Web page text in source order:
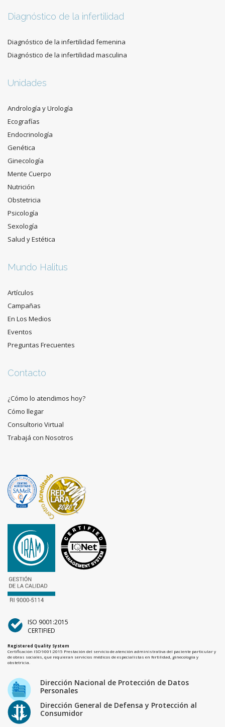
Diagnóstico de la infertilidad
Diagnóstico de la infertilidad femenina
Diagnóstico de la infertilidad masculina
Unidades
Andrología y Urología
Ecografías
Endocrinología
Genética
Ginecología
Mente Cuerpo
Nutrición
Obstetricia
Psicología
Sexología
Salud y Estética
Mundo Halitus
Artículos
Campañas
En Los Medios
Eventos
Preguntas Frecuentes
Contacto
¿Cómo lo atendimos hoy?
Cómo llegar
Consultorio Virtual
Trabajá con Nosotros
ISO 9001:2015
CERTIFIED
Registered Quality System
Certificación ISO 9001:2015 Prestación del servicio de atención administrativa del paciente particular y
de obras sociales, que requieran servicios médicos de especialistas en fertilidad, ginecología y
obstetricia.
Dirección Nacional de Protección de Datos
Personales
Dirección General de Defensa y Protección al
Consumidor